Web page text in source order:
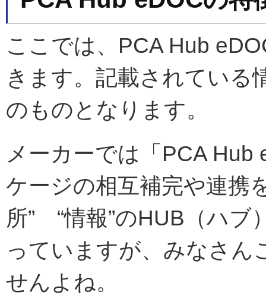
ここでは、PCA Hub
きます。記載されている
のものとなります。
メーカーでは「PCA
ケージの相互補完や連携
所” “情報”のHUB（ハブ
っていますが、みなさん
せんよね。